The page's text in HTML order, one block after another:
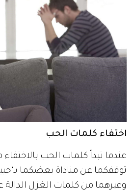
اختفاء كلمات الحب
عندما تبدأ كلمات الحب بالاختفاء
توقفكما عن مناداة بعضكما
وغيرهما من كلمات الغزل الدالة